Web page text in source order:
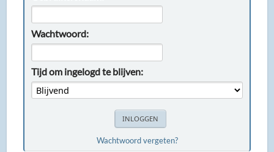
Wachtwoord:
Tijd om ingelogd te blijven:
Wachtwoord vergeten?